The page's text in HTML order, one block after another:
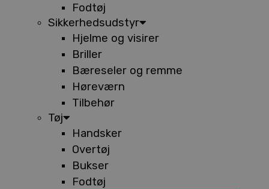
Fodtøj
Sikkerhedsudstyr
Hjelme og visirer
Briller
Bæreseler og remme
Høreværn
Tilbehør
Tøj
Handsker
Overtøj
Bukser
Fodtøj